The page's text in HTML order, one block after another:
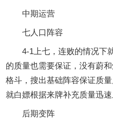
中期运营
七人口阵容
4-1上七，连败的情况下
的质量也需要保证，没有蔚
格斗，搜出基础阵容保证质
就白嫖根据来牌补充质量迅速
后期变阵